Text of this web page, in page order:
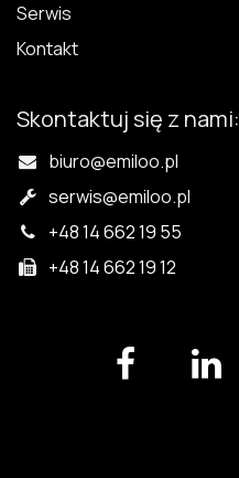
Serwis
Kontakt
Skontaktuj się z nami:
biuro@emiloo.pl
serwis@emiloo.pl
+48 14 662 19 55
+48 14 662 19 12